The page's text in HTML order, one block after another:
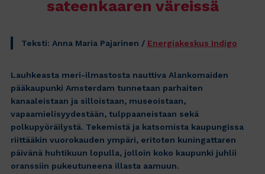
sateenkaaren väreissä
Teksti: Anna Maria Pajarinen / Energiakeskus Indigo
Lauhkeasta meri-ilmastosta nauttiva Alankomaiden
pääkaupunki Amsterdam tunnetaan parhaiten
kanaaleistaan ja silloistaan, museoistaan,
vapaamielisyydestään, tulppaaneistaan sekä
polkupyöräilystä. Tekemistä ja katsomista kaupungissa
riittääkin vuorokauden ympäri, eritoten kuningattaren
päivänä huhtikuun lopulla, jolloin koko kaupunki juhlii
oranssiin pukeutuneena illasta aamuun.